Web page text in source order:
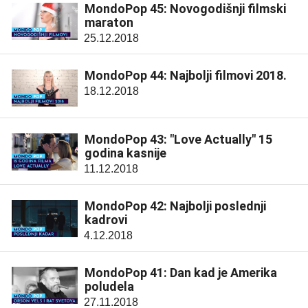
MondoPop 45: Novogodišnji filmski
maraton
25.12.2018
MondoPop 44: Najbolji filmovi 2018.
18.12.2018
MondoPop 43: "Love Actually" 15
godina kasnije
11.12.2018
MondoPop 42: Najbolji poslednji
kadrovi
4.12.2018
MondoPop 41: Dan kad je Amerika
poludela
27.11.2018